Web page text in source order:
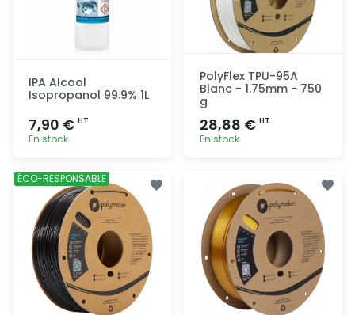
IPA Alcool
Isopropanol 99.9% 1L
7,90 € HT
En stock
Ajout
rapide
PolyFlex TPU-95A
Blanc - 1.75mm - 750
g
28,88 € HT
En stock
rapide
ÉCO-RESPONSABLE